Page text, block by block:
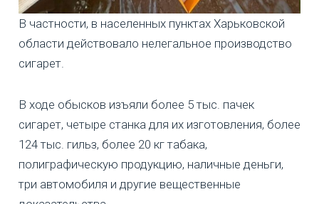
В частности, в населенных пунктах Харьковской
области действовало нелегальное производство
сигарет.
В ходе обысков изъяли более 5 тыс. пачек
сигарет, четыре станка для их изготовления, более
124 тыс. гильз, более 20 кг табака,
полиграфическую продукцию, наличные деньги,
три автомобиля и другие вещественные